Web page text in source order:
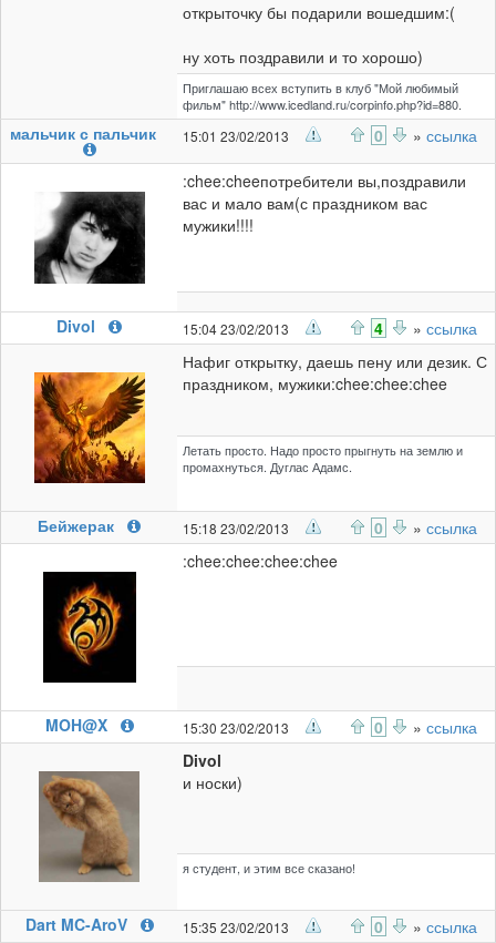
открыточку бы подарили вошедшим:(
ну хоть поздравили и то хорошо)
Приглашаю всех вступить в клуб "Мой любимый
фильм" http://www.icedland.ru/corpinfo.php?id=880.
мальчик с пальчик 15:01 23/02/2013 0 » ссылка
:chee:cheeпотребители вы,поздравили
вас и мало вам(с праздником вас
мужики!!!!
Divol 15:04 23/02/2013 4 » ссылка
Нафиг открытку, даешь пену или дезик. С
праздником, мужики:chee:chee:chee
Летать просто. Надо просто прыгнуть на землю и
промахнуться. Дуглас Адамс.
Бейжерак 15:18 23/02/2013 0 » ссылка
:chee:chee:chee:chee
MOH@X 15:30 23/02/2013 0 » ссылка
Divol
и носки)
я студент, и этим все сказано!
Dart MC-AroV 15:35 23/02/2013 0 » ссылка